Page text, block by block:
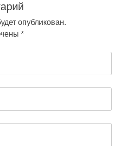
опубликован.
*